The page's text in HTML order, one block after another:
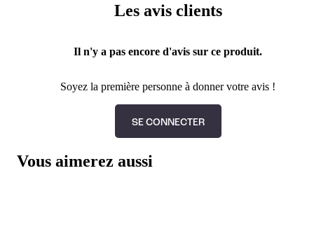
Les avis clients
Il n'y a pas encore d'avis sur ce produit.
Soyez la première personne à donner votre avis !
SE CONNECTER
Vous aimerez aussi